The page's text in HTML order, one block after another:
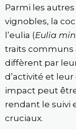
Parmi les
vignobles, la
l’eulia (Eulia
traits communs
diffèrent par
d’activité et
impact peut
rendant le suivi
cruciaux.